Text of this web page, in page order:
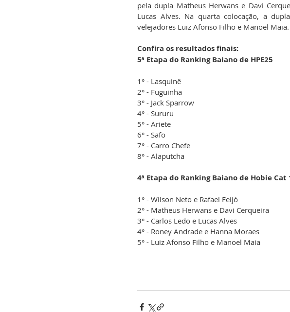
pela dupla Matheus Herwans e Davi
Lucas Alves. Na quarta colocação, a
velejadores Luiz Afonso Filho e Manoel Maia.
Confira os resultados finais:
5ᵃ Etapa do Ranking Baiano de HPE25
1° - Lasquinê
2° - Fuguinha
3° - Jack Sparrow
4° - Sururu
5° - Ariete
6° - Safo
7° - Carro Chefe
8° - Alaputcha
4ᵃ Etapa do Ranking Baiano de Hobie Cat
1° - Wilson Neto e Rafael Feijó
2° - Matheus Herwans e Davi Cerqueira
3° - Carlos Ledo e Lucas Alves
4° - Roney Andrade e Hanna Moraes
5° - Luiz Afonso Filho e Manoel Maia